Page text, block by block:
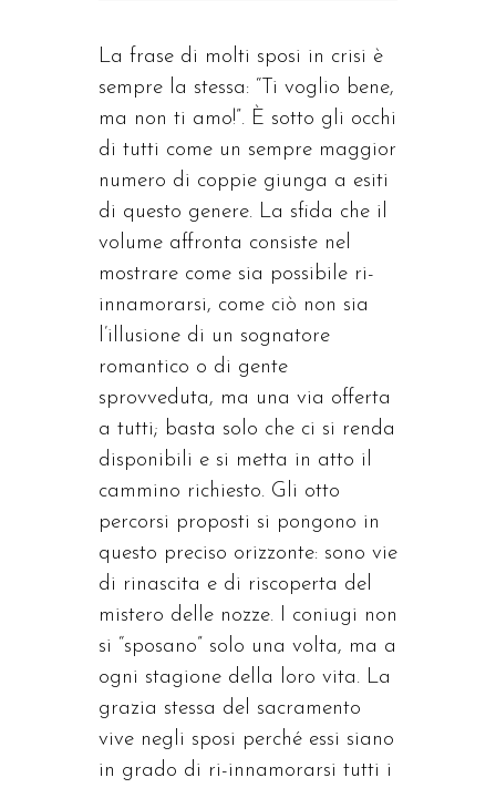
La frase di molti sposi in crisi è
sempre la stessa: “Ti voglio bene,
ma non ti amo!”. È sotto gli occhi
di tutti come un sempre maggior
numero di coppie giunga a esiti
di questo genere. La sfida che il
volume affronta consiste nel
mostrare come sia possibile ri-
innamorarsi, come ciò non sia
l’illusione di un sognatore
romantico o di gente
sprovveduta, ma una via offerta
a tutti; basta solo che ci si renda
disponibili e si metta in atto il
cammino richiesto. Gli otto
percorsi proposti si pongono in
questo preciso orizzonte: sono vie
di rinascita e di riscoperta del
mistero delle nozze. I coniugi non
si “sposano” solo una volta, ma a
ogni stagione della loro vita. La
grazia stessa del sacramento
vive negli sposi perché essi siano
in grado di ri-innamorarsi tutti i